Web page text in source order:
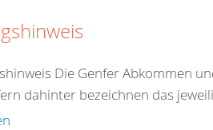
Die Genfer Abkommen
dahinter bezeichnen das